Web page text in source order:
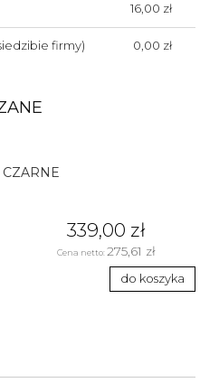
16,00 zł
firmy) 0,00 zł
339,00 zł
Cena netto:275,61 zł
do koszyka